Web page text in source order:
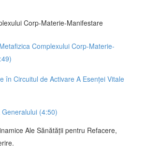
Corp-Materie-Manifestare
Complexului Corp-Materie-
în Circuitul de Activare A Esenței Vitale
(4:50)
Ale Sănătății pentru Refacere,